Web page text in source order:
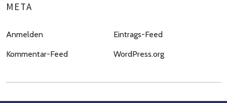
META
Anmelden Eintrags-Feed
Kommentar-Feed WordPress.org